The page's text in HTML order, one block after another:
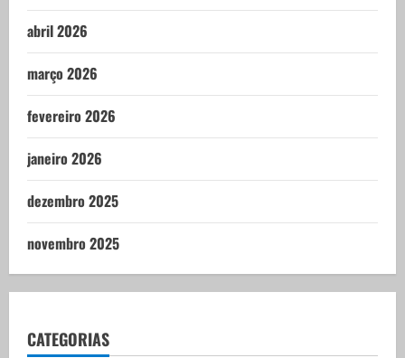
abril 2026
março 2026
fevereiro 2026
janeiro 2026
dezembro 2025
novembro 2025
CATEGORIAS